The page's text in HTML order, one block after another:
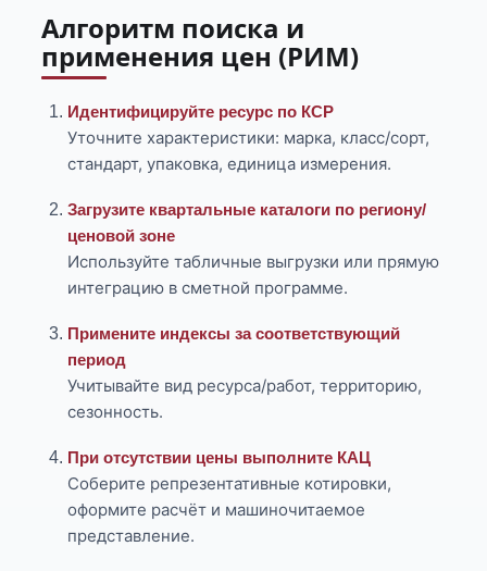
Алгоритм поиска и
применения цен (РИМ)
Идентифицируйте ресурс по КСР
Уточните характеристики: марка, класс/сорт,
стандарт, упаковка, единица измерения.
Загрузите квартальные каталоги по региону/
ценовой зоне
Используйте табличные выгрузки или прямую
интеграцию в сметной программе.
Примените индексы за соответствующий
период
Учитывайте вид ресурса/работ, территорию,
сезонность.
При отсутствии цены выполните КАЦ
Соберите репрезентативные котировки,
оформите расчёт и машиночитаемое
представление.